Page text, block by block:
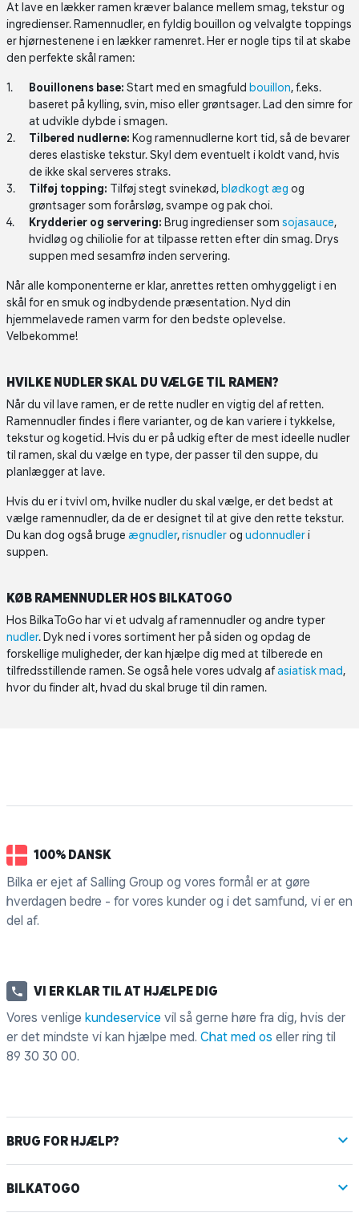
At lave en lækker ramen kræver balance mellem smag, tekstur og
ingredienser. Ramennudler, en fyldig bouillon og velvalgte toppings
er hjørnestenene i en lækker ramenret. Her er nogle tips til at skabe
den perfekte skål ramen:
Bouillonens base: Start med en smagfuld bouillon, f.eks.
baseret på kylling, svin, miso eller grøntsager. Lad den simre for
at udvikle dybde i smagen.
Tilbered nudlerne: Kog ramennudlerne kort tid, så de bevarer
deres elastiske tekstur. Skyl dem eventuelt i koldt vand, hvis
de ikke skal serveres straks.
Tilføj topping: Tilføj stegt svinekød, blødkogt æg og
grøntsager som forårsløg, svampe og pak choi.
Krydderier og servering: Brug ingredienser som sojasauce,
hvidløg og chiliolie for at tilpasse retten efter din smag. Drys
suppen med sesamfrø inden servering.
Når alle komponenterne er klar, anrettes retten omhyggeligt i en
skål for en smuk og indbydende præsentation. Nyd din
hjemmelavede ramen varm for den bedste oplevelse.
Velbekomme!
HVILKE NUDLER SKAL DU VÆLGE TIL RAMEN?
Når du vil lave ramen, er de rette nudler en vigtig del af retten.
Ramennudler findes i flere varianter, og de kan variere i tykkelse,
tekstur og kogetid. Hvis du er på udkig efter de mest ideelle nudler
til ramen, skal du vælge en type, der passer til den suppe, du
planlægger at lave.
Hvis du er i tvivl om, hvilke nudler du skal vælge, er det bedst at
vælge ramennudler, da de er designet til at give den rette tekstur.
Du kan dog også bruge ægnudler,risnudlerog udonnudleri
suppen.
KØB RAMENNUDLER HOS BILKATOGO
Hos BilkaToGo har vi et udvalg af ramennudler og andre typer
nudler. Dyk ned i vores sortiment her på siden og opdag de
forskellige muligheder, der kan hjælpe dig med at tilberede en
tilfredsstillende ramen. Se også hele vores udvalg afasiatisk mad,
hvor du finder alt, hvad du skal bruge til din ramen.
100% DANSK
Bilka er ejet af Salling Group og vores formål er at gøre
hverdagen bedre - for vores kunder og i det samfund, vi er en
del af.
VI ER KLAR TIL AT HJÆLPE DIG
Vores venlige kundeservice vil så gerne høre fra dig, hvis der
er det mindste vi kan hjælpe med. Chat med os eller ring til
89 30 30 00.
BRUG FOR HJÆLP?
BILKATOGO